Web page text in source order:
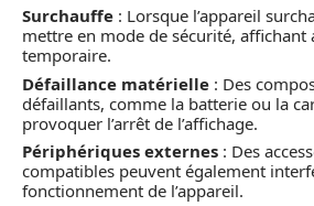
Surchauffe : Lorsque l’appareil
mettre en mode de sécurité, affichant
temporaire.
Défaillance matérielle : Des
défaillants, comme la batterie ou la
provoquer l’arrêt de l’affichage.
Périphériques externes : Des
compatibles peuvent également
fonctionnement de l’appareil.